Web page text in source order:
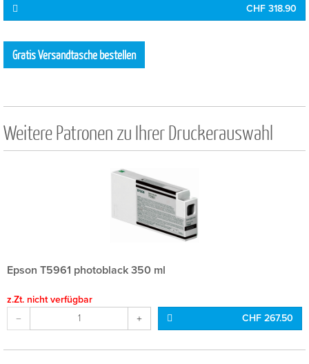
CHF 318.90
Gratis Versandtasche bestellen
Weitere Patronen zu Ihrer Druckerauswahl
Epson T5961 photoblack 350 ml
z.Zt. nicht verfügbar
CHF 267.50